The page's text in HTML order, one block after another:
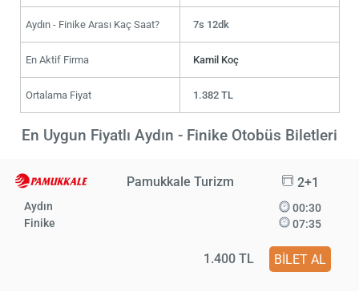
Aydın - Finike Arası Kaç Saat? 7s 12dk
En Aktif Firma Kamil Koç
Ortalama Fiyat 1.382 TL
En Uygun Fiyatlı Aydın - Finike Otobüs Biletleri
Pamukkale Turizm 2+1
Aydın
Finike
00:30
07:35
1.400 TL BİLET AL